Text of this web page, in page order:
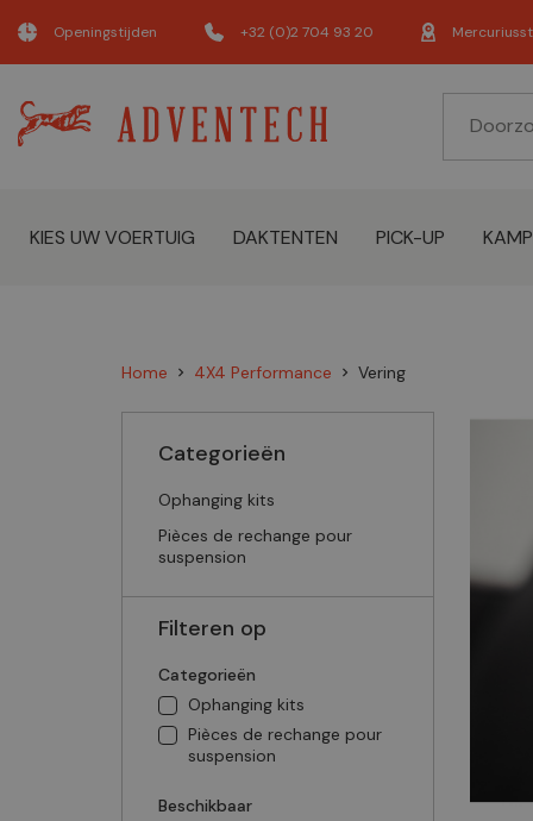
Openingstijden +32 (0)2 704 93 20
KIES UW VOERTUIG DAKTENTEN PICK-UP
Home chevron_right 4X4 Performance chevron_right Vering
Categorieën
Ophanging kits
Pièces de rechange pour
suspension
Filteren op
Categorieën
Ophanging kits
Pièces de rechange pour
suspension
Beschikbaar